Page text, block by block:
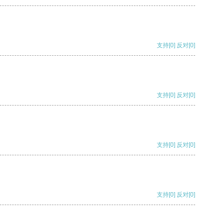
支持[0] 反对[0]
支持[0] 反对[0]
支持[0] 反对[0]
支持[0] 反对[0]